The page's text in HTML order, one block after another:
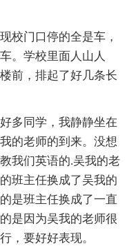
校门口停的全是车，
。学校里面人山人
前，排起了好几条长
多同学，我静静坐在
的老师的到来。没想
我们英语的.吴我的老
班主任换成了吴我的
是班主任换成了一直
是因为吴我的老师很
，要好好表现。